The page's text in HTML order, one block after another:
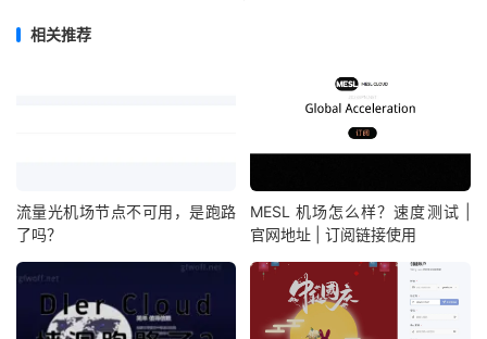
相关推荐
流量光机场节点不可用，是跑路
了吗？
MESL 机场怎么样？速度测试 |
官网地址 | 订阅链接使用